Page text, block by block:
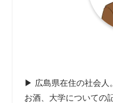
▶ 広島県在住の社会人
お酒、大学についての